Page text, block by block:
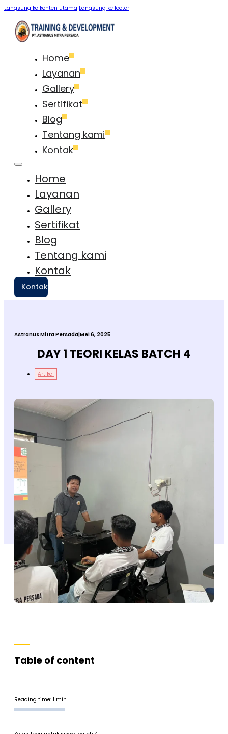
Langsung ke konten utama Langsung ke footer
Home
Layanan
Gallery
Sertifikat
Blog
Tentang kami
Kontak
Home
Layanan
Gallery
Sertifikat
Blog
Tentang kami
Kontak
Kontak
Astranus Mitra Persada Mei 6, 2025
DAY 1 TEORI KELAS BATCH 4
Artikel
Table of content
Reading time: 1 min